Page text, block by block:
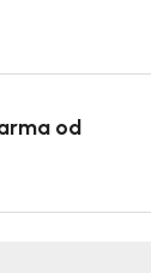
od